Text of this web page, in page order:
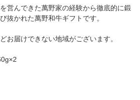
営んできた萬野家の経験から徹底的に鍛
抜かれた萬野和牛ギフトです。
お届けできない地域がございます。